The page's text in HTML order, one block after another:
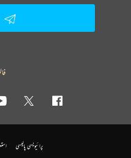
پرائیویسی پالیسی